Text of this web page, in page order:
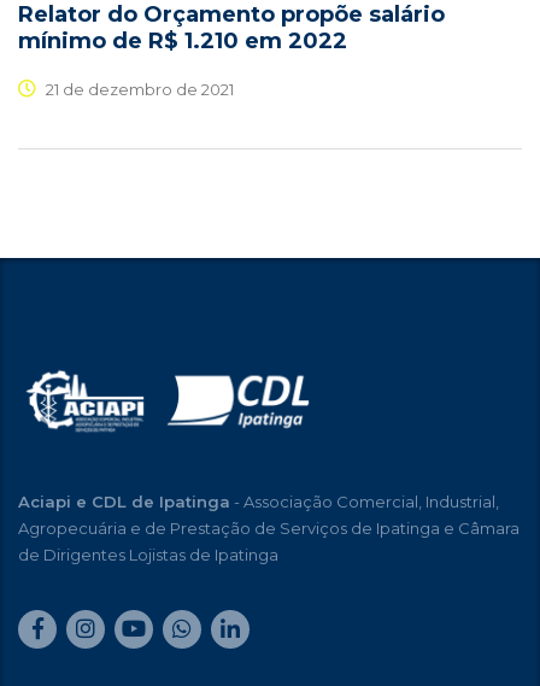
Relator do Orçamento propõe salário
mínimo de R$ 1.210 em 2022
21 de dezembro de 2021
Aciapi e CDL de Ipatinga - Associação Comercial, Industrial,
Agropecuária e de Prestação de Serviços de Ipatinga e Câmara
de Dirigentes Lojistas de Ipatinga